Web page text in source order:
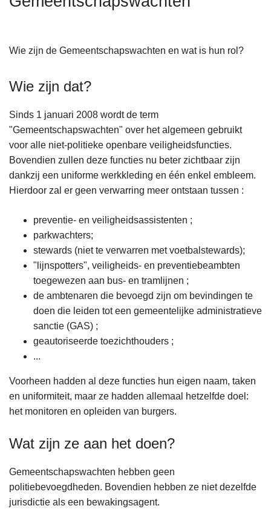
Wie zijn de Gemeentschapswachten en wat is hun rol?
Wie zijn dat?
Sinds 1 januari 2008 wordt de term
"Gemeentschapswachten" over het algemeen gebruikt
voor alle niet-politieke openbare veiligheidsfuncties.
Bovendien zullen deze functies nu beter zichtbaar zijn
dankzij een uniforme werkkleding en één enkel embleem.
Hierdoor zal er geen verwarring meer ontstaan tussen :
preventie- en veiligheidsassistenten ;
parkwachters;
stewards (niet te verwarren met voetbalstewards);
"lijnspotters", veiligheids- en preventiebeambten
toegewezen aan bus- en tramlijnen ;
de ambtenaren die bevoegd zijn om bevindingen te
doen die leiden tot een gemeentelijke administratieve
sanctie (GAS) ;
geautoriseerde toezichthouders ;
...
Voorheen hadden al deze functies hun eigen naam, taken
en uniformiteit, maar ze hadden allemaal hetzelfde doel:
het monitoren en opleiden van burgers.
Wat zijn ze aan het doen?
Gemeentschapswachten hebben geen
politiebevoegdheden. Bovendien hebben ze niet dezelfde
jurisdictie als een bewakingsagent.